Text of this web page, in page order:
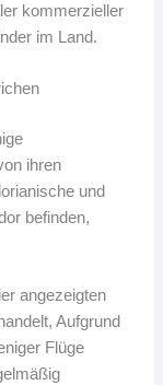
kommerzieller
im Land.
ihren
und
befinden,
angezeigten
Aufgrund
Flüge